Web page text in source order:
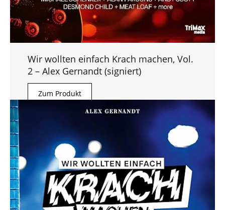
Wir wollten einfach Krach machen, Vol.
2 – Alex Gernandt (signiert)
Zum Produkt